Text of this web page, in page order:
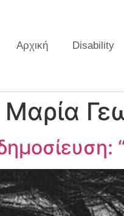
Αρχική Disability
Μαρία